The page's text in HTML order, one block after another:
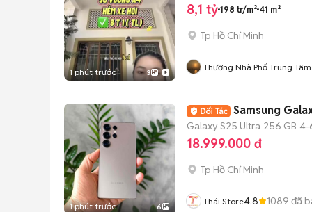
1 phút trước 3
8,1 tỷ 198 tr/m² 41 m²
Tp Hồ Chí Minh
Thương Nhà Phố Trung Tâm
1 phút trước 6
Samsung
Galaxy S25 Ultra 256 GB 4-
18.999.000 đ
Tp Hồ Chí Minh
Thái Store4.8 1089 đã